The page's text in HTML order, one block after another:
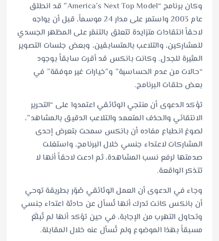
وكان برنامج “America’s Next Top Model” قد انطلق
عام 2003 واستمر على مدار 24 موسماً، قبل أن يواجه
لاحقاً انتقادات متزايدة تتعلق بالتنمّر على المظهر الجسدي
للمشاركين، والتلاعب بالمتسابقين، وبعض جلسات التصوير
المثيرة للجدل. وكانت بانكس قد أقرت سابقاً بوجود
“حالات من عدم الحساسية” و”خيارات غير موفقة” في
بعض حلقات البرنامج.
تؤكد الدعوى أن منتجي الوثائقي اعتمدوا على “التحرير
الانتقائي والحذف المتعمد والتلاعب الدقيق بالمشاهد”،
لصوغ انطباع مفاده أن بانكس سمحت بتعرض إحدى
المشاركات لاعتداء جنسي خلال البرنامج، واستغلت
صدمتها لرفع نسب المشاهدة، ثم ادعت لاحقاً أنها لا
تتذكر الواقعة.
وجاء في الدعوى أن العمل الوثائقي صُوّر بطريقة توحي
أن بانكس كانت تدرك أنها تُسأل عن حادثة اعتداء جنسي
وتحاول التهرب من الإجابة، في حين تؤكد أنها لم تُبلَّغ
مسبقاً بهذا الموضوع ولم تُسأل عنه خلال المقابلة.